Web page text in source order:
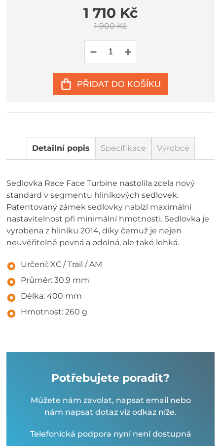
1 710 Kč
1 900 Kč
PŘIDAT DO KOŠÍKU
Detailní popis Specifikace Výrobce
Sedlovka Race Face Turbine nastolila zcela nový
standard v segmentu hliníkových sedlovek.
Patentovaný zámek sedlovky nabízí maximální
nastavitelnost při minimální hmotnosti. Sedlovka je
vyrobena z hliníku 2014, díky čemuž je nejen
neuvěřitelně pevná a odolná, ale také lehká.
Určení: XC / Trail / AM
Průměr: 30.9 mm
Délka: 400 mm
Hmotnost: 260 g
Potřebujete poradit?
Můžete nám zavolat, napsat email nebo
nám napsat dotaz viz odkaz níže.
Telefonická podpora nyní není dostupná